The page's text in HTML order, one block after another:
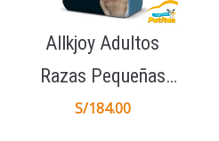
Allkjoy Adultos
Razas Pequeñas
15Kg
S/184.00